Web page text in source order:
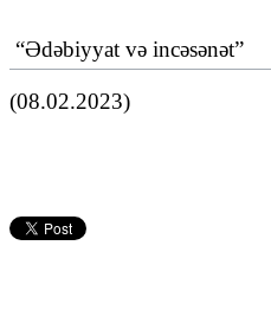
“Ədəbiyyat və incəsənət”
(08.02.2023)